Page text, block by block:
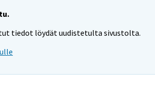
tiedot löydät uudistetulta sivustolta.